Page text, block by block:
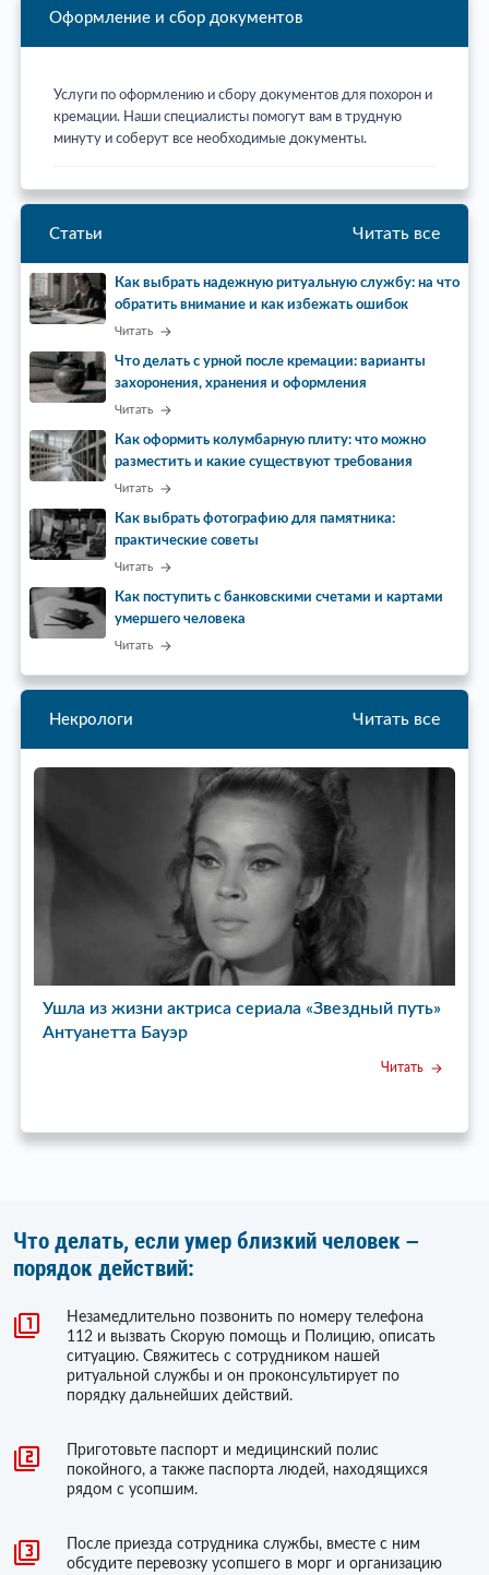
Оформление и сбор документов
Услуги по оформлению и сбору документов для похорон и
кремации. Наши специалисты помогут вам в трудную
минуту и соберут все необходимые документы.
Статьи Читать все
Как выбрать надежную ритуальную службу: на что
обратить внимание и как избежать ошибок
Читать
Что делать с урной после кремации: варианты
захоронения, хранения и оформления
Читать
Как оформить колумбарную плиту: что можно
разместить и какие существуют требования
Читать
Как выбрать фотографию для памятника:
практические советы
Читать
Как поступить с банковскими счетами и картами
умершего человека
Читать
Некрологи Читать все
Ушла из жизни актриса сериала «Звездный путь»
Антуанетта Бауэр
Читать
Что делать, если умер близкий человек –
порядок действий:
Незамедлительно позвонить по номеру телефона
112 и вызвать Скорую помощь и Полицию, описать
ситуацию. Свяжитесь с сотрудником нашей
ритуальной службы и он проконсультирует по
порядку дальнейших действий.
Приготовьте паспорт и медицинский полис
покойного, а также паспорта людей, находящихся
рядом с усопшим.
После приезда сотрудника службы, вместе с ним
обсудите перевозку усопшего в морг и организацию